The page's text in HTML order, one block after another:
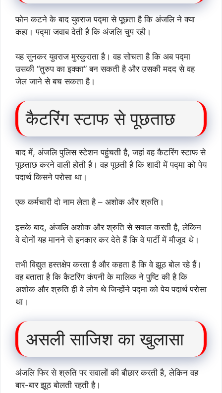
फोन कटने के बाद युवराज पद्मा से पूछता है कि अंजलि ने क्या
कहा। पद्मा जवाब देती है कि अंजलि चुप रही।
यह सुनकर युवराज मुस्कुराता है। वह सोचता है कि अब पद्मा
उसकी “तुरुप का इक्का” बन सकती है और उसकी मदद से वह
जेल जाने से बच सकता है।
कैटरिंग स्टाफ से पूछताछ
बाद में, अंजलि पुलिस स्टेशन पहुंचती है, जहां वह कैटरिंग स्टाफ से
पूछताछ करने वाली होती है। वह पूछती है कि शादी में पद्मा को पेय
पदार्थ किसने परोसा था।
एक कर्मचारी दो नाम लेता है – अशोक और श्रुति।
इसके बाद, अंजलि अशोक और श्रुति से सवाल करती है, लेकिन
वे दोनों यह मानने से इनकार कर देते हैं कि वे पार्टी में मौजूद थे।
तभी विद्युत हस्तक्षेप करता है और कहता है कि वे झूठ बोल रहे हैं।
वह बताता है कि कैटरिंग कंपनी के मालिक ने पुष्टि की है कि
अशोक और श्रुति ही वे लोग थे जिन्होंने पद्मा को पेय पदार्थ परोसा
था।
असली साजिश का खुलासा
अंजलि फिर से श्रुति पर सवालों की बौछार करती है, लेकिन वह
बार-बार झूठ बोलती रहती है।